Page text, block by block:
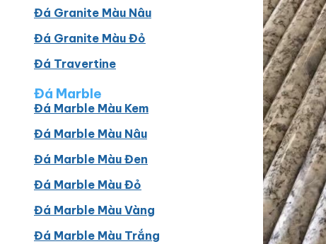
Đá Granite Màu Nâu
Đá Granite Màu Đỏ
Đá Travertine
Đá Marble
Đá Marble Màu Kem
Đá Marble Màu Nâu
Đá Marble Màu Đen
Đá Marble Màu Đỏ
Đá Marble Màu Vàng
Đá Marble Màu Trắng